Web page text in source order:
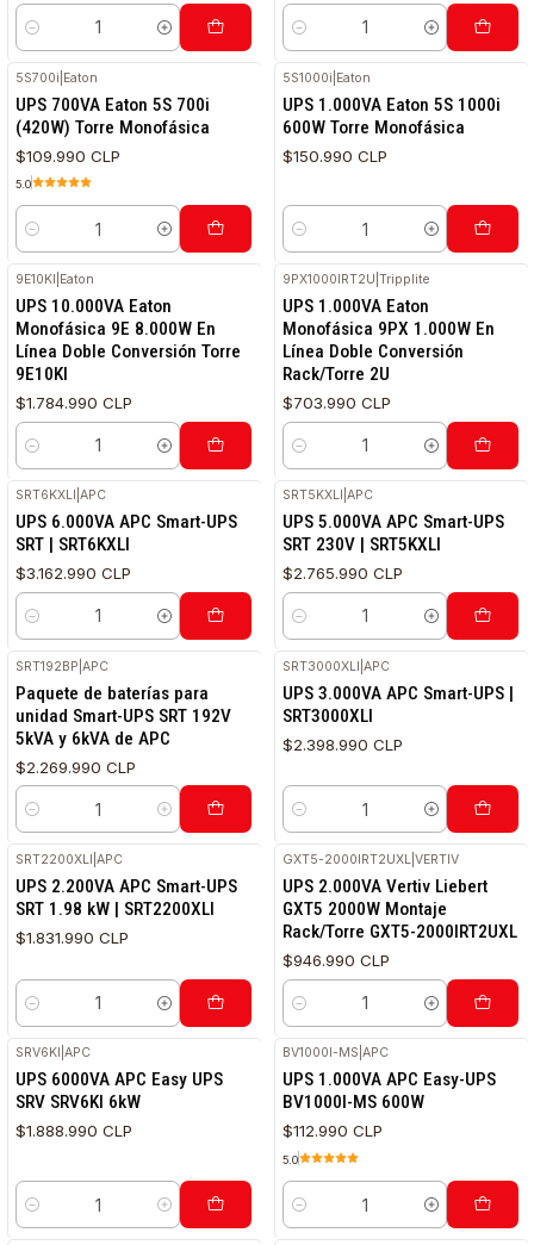
Cantidad Cantidad
5S700i Eaton
UPS 700VA Eaton 5S 700i
(420W) Torre Monofásica
$109.990 CLP
5.0
Cantidad
5S1000i Eaton
UPS 1.000VA Eaton 5S 1000i
600W Torre Monofásica
$150.990 CLP
Cantidad
9E10KI Eaton
UPS 10.000VA Eaton
Monofásica 9E 8.000W En
Línea Doble Conversión Torre
9E10KI
$1.784.990 CLP
Cantidad
9PX1000IRT2U |Tripplite
UPS 1.000VA Eaton
Monofásica 9PX 1.000W En
Línea Doble Conversión
Rack/Torre 2U
$703.990 CLP
Cantidad
SRT6KXLI |APC
UPS 6.000VA APC Smart-UPS
SRT | SRT6KXLI
$3.162.990 CLP
Cantidad
SRT5KXLI |APC
UPS 5.000VA APC Smart-UPS
SRT 230V | SRT5KXLI
$2.765.990 CLP
Cantidad
SRT192BP |APC
Paquete de baterías para
unidad Smart-UPS SRT 192V
5kVA y 6kVA de APC
$2.269.990 CLP
Cantidad
SRT3000XLI |APC
UPS 3.000VA APC Smart-UPS |
SRT3000XLI
$2.398.990 CLP
Cantidad
SRT2200XLI |APC
UPS 2.200VA APC Smart-UPS
SRT 1.98 kW | SRT2200XLI
$1.831.990 CLP
Cantidad
GXT5-2000IRT2UXL |VERTIV
UPS 2.000VA Vertiv Liebert
GXT5 2000W Montaje
Rack/Torre GXT5-2000IRT2UXL
$946.990 CLP
Cantidad
SRV6KI |APC
UPS 6000VA APC Easy UPS
SRV SRV6KI 6kW
$1.888.990 CLP
Cantidad
BV1000I-MS |APC
UPS 1.000VA APC Easy-UPS
BV1000I-MS 600W
$112.990 CLP
5.0
Cantidad